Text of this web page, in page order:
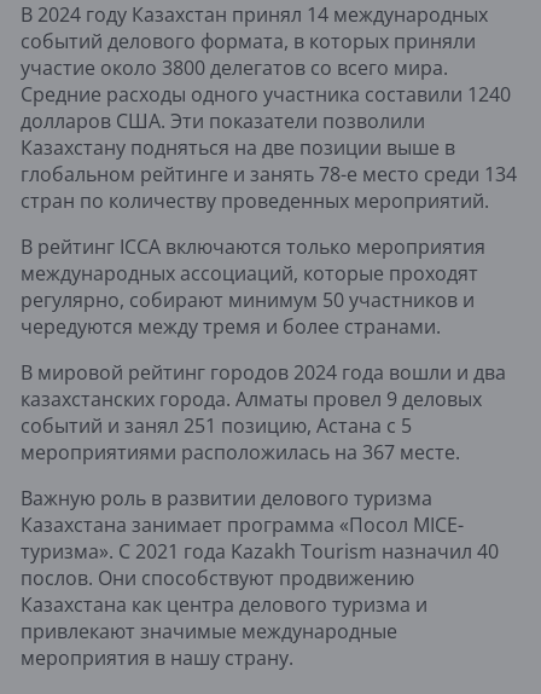
В 2024 году Казахстан принял 14 международных
событий делового формата, в которых приняли
участие около 3800 делегатов со всего мира.
Средние расходы одного участника составили 1240
долларов США. Эти показатели позволили
Казахстану подняться на две позиции выше в
глобальном рейтинге и занять 78-е место среди 134
стран по количеству проведенных мероприятий.
В рейтинг ICCA включаются только мероприятия
международных ассоциаций, которые проходят
регулярно, собирают минимум 50 участников и
чередуются между тремя и более странами.
В мировой рейтинг городов 2024 года вошли и два
казахстанских города. Алматы провел 9 деловых
событий и занял 251 позицию, Астана с 5
мероприятиями расположилась на 367 месте.
Важную роль в развитии делового туризма
Казахстана занимает программа «Посол MICE-
туризма». С 2021 года Kazakh Tourism назначил 40
послов. Они способствуют продвижению
Казахстана как центра делового туризма и
привлекают значимые международные
мероприятия в нашу страну.